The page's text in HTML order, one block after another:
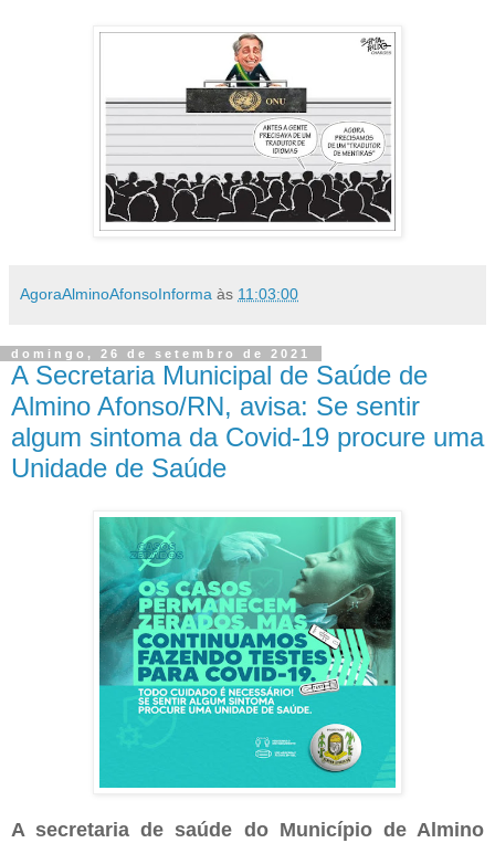
AgoraAlminoAfonsoInforma às 11:03:00
domingo, 26 de setembro de 2021
A Secretaria Municipal de Saúde de
Almino Afonso/RN, avisa: Se sentir
algum sintoma da Covid-19 procure uma
Unidade de Saúde
A secretaria de saúde do Município de Almino